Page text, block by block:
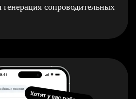
генерация сопроводительных